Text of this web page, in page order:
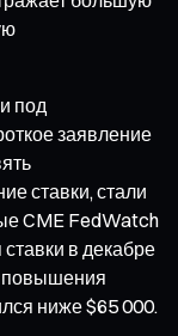
под
заявление
ставки, стали
CME FedWatch
в декабре
повышения
ниже $65 000.